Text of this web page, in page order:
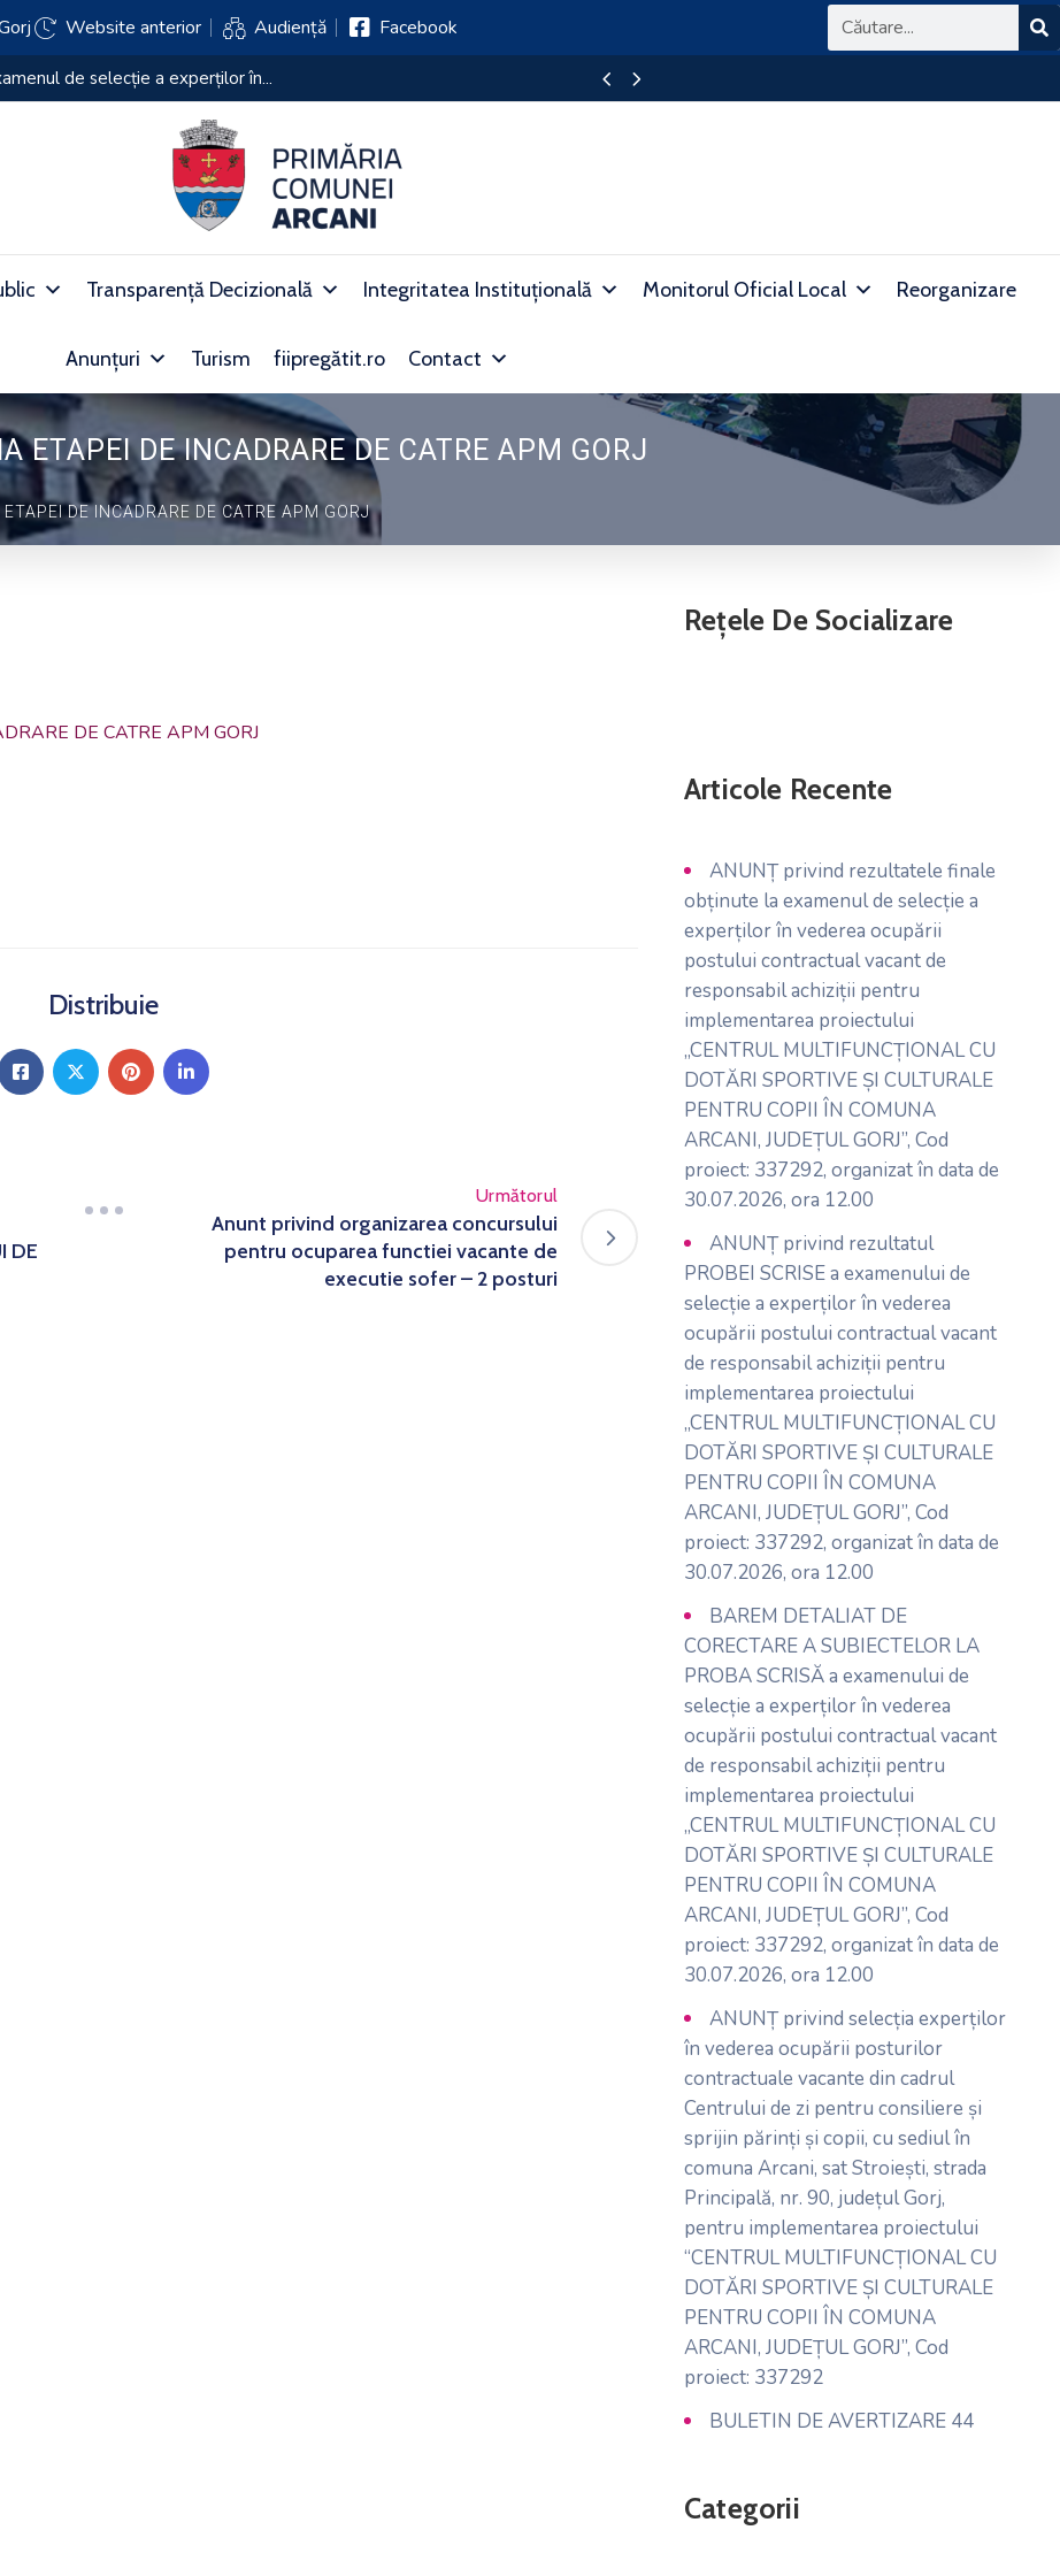
Website anterior Audiență Facebook
a examenului de selecție a experților în...
Transparență Decizională Integritatea Instituțională Monitorul Oficial Local Reorganizare
Anunțuri Turism fiipregătit.ro Contact
ETAPEI DE INCADRARE DE CATRE APM GORJ
DE INCADRARE DE CATRE APM GORJ
DE CATRE APM GORJ
Distribuie
DE
Următorul
Anunt privind organizarea concursului
pentru ocuparea functiei vacante de
executie sofer – 2 posturi
Rețele De Socializare
Articole Recente
ANUNȚ privind rezultatele finale
obținute la examenul de selecție a
experților în vederea ocupării
postului contractual vacant de
responsabil achiziții pentru
implementarea proiectului
„CENTRUL MULTIFUNCȚIONAL CU
DOTĂRI SPORTIVE ȘI CULTURALE
PENTRU COPII ÎN COMUNA
ARCANI, JUDEȚUL GORJ”, Cod
proiect: 337292, organizat în data de
30.07.2026, ora 12.00
ANUNȚ privind rezultatul
PROBEI SCRISE a examenului de
selecție a experților în vederea
ocupării postului contractual vacant
de responsabil achiziții pentru
implementarea proiectului
„CENTRUL MULTIFUNCȚIONAL CU
DOTĂRI SPORTIVE ȘI CULTURALE
PENTRU COPII ÎN COMUNA
ARCANI, JUDEȚUL GORJ”, Cod
proiect: 337292, organizat în data de
30.07.2026, ora 12.00
BAREM DETALIAT DE
CORECTARE A SUBIECTELOR LA
PROBA SCRISĂ a examenului de
selecție a experților în vederea
ocupării postului contractual vacant
de responsabil achiziții pentru
implementarea proiectului
„CENTRUL MULTIFUNCȚIONAL CU
DOTĂRI SPORTIVE ȘI CULTURALE
PENTRU COPII ÎN COMUNA
ARCANI, JUDEȚUL GORJ”, Cod
proiect: 337292, organizat în data de
30.07.2026, ora 12.00
ANUNȚ privind selecția experților
în vederea ocupării posturilor
contractuale vacante din cadrul
Centrului de zi pentru consiliere și
sprijin părinți și copii, cu sediul în
comuna Arcani, sat Stroiești, strada
Principală, nr. 90, județul Gorj,
pentru implementarea proiectului
“CENTRUL MULTIFUNCȚIONAL CU
DOTĂRI SPORTIVE ȘI CULTURALE
PENTRU COPII ÎN COMUNA
ARCANI, JUDEȚUL GORJ”, Cod
proiect: 337292
BULETIN DE AVERTIZARE 44
Categorii